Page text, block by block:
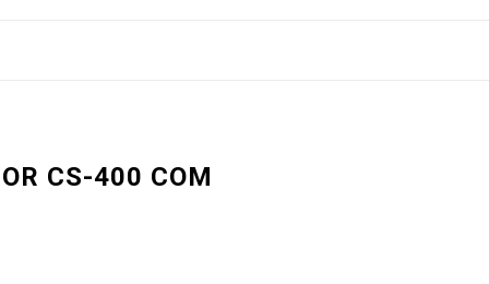
CS-400 COM